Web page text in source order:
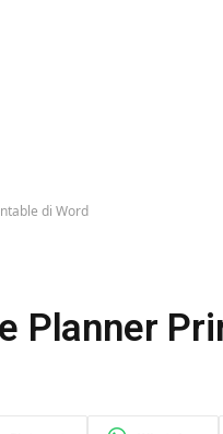
di Word
Planner